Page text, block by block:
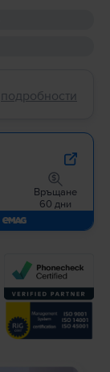
подробности
Връщане
60 дни